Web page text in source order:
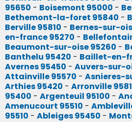
95650 - Boisemont 95000 -
Bethemont-la-foret 95840 -
Berville 95810 - Bernes-sur-
en-france 95270 -
Beaumont-sur-oise 95260 -
Banthelu 95420 - Baillet-en-
Avernes 95450 - Auvers-sur-
Attainville 95570 - Asnieres-
Arthies 95420 - Arronville
95400 - Argenteuil 95100 -
Amenucourt 95510 -
95510 - Ableiges 95450 -